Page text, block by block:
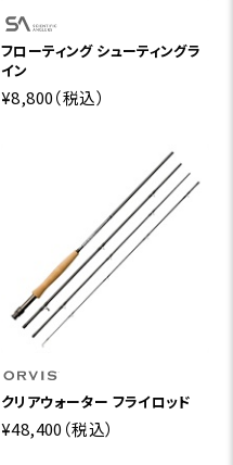
フローティング シューティングラ
イン
¥8,800（税込）
クリアウォーター フライロッド
¥48,400 （税込）